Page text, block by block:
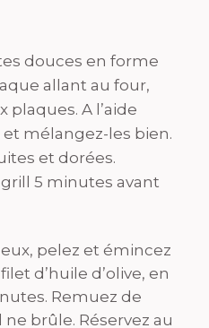
douces en forme
allant au four,
A l’aide
mélangez-les bien.
et dorées.
5 minutes avant
pelez et émincez
d’huile d’olive, en
Remuez de
brûle. Réservez au